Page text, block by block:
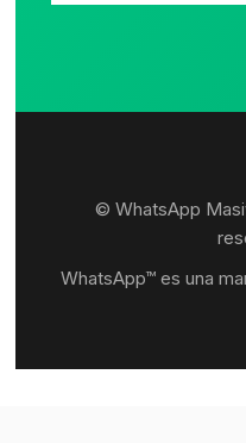
© WhatsApp
WhatsApp™ es una